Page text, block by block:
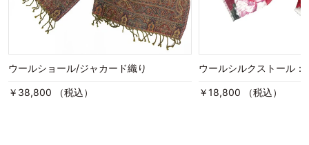
ウールショール/ジャカード織り
￥38,800 （税込）
ウールシルクストール：
￥18,800 （税込）